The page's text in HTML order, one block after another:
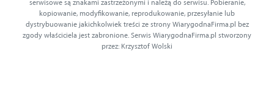
serwisowe są znakami zastrzeżonymi i należą do serwisu. Pobieranie,
kopiowanie, modyfikowanie, reprodukowanie, przesyłanie lub
dystrybuowanie jakichkolwiek treści ze strony WiarygodnaFirma.pl bez
zgody właściciela jest zabronione. Serwis WiarygodnaFirma.pl stworzony
przez: Krzysztof Wolski